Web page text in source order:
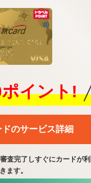
イント!
のサービス詳細
査完了しすぐにカードが利
ます。